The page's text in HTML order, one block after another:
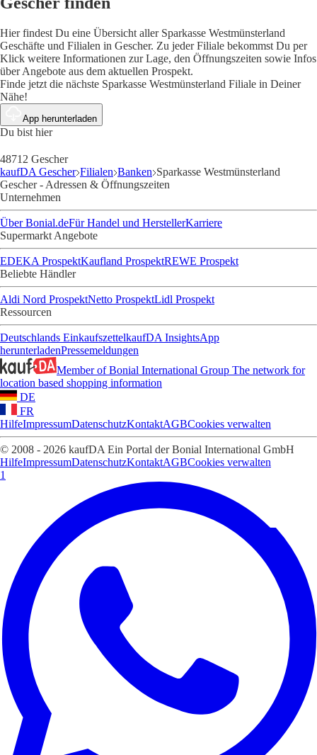
Hier findest Du eine Übersicht aller Sparkasse Westmünsterland
Geschäfte und Filialen in Gescher. Zu jeder Filiale bekommst Du per
Klick weitere Informationen zur Lage, den Öffnungszeiten sowie Infos
über Angebote aus dem aktuellen Prospekt.
Finde jetzt die nächste Sparkasse Westmünsterland Filiale in Deiner
Nähe!
App herunterladen
Du bist hier
48712 Gescher
kaufDA Gescher Filialen Banken Sparkasse Westmünsterland
Gescher - Adressen & Öffnungszeiten
Unternehmen
Über Bonial.deFür Handel und HerstellerKarriere
Supermarkt Angebote
EDEKA ProspektKaufland ProspektREWE Prospekt
Beliebte Händler
Aldi Nord ProspektNetto ProspektLidl Prospekt
Ressourcen
Deutschlands EinkaufszettelkaufDA InsightsApp
herunterladenPressemeldungen
Member of Bonial International Group The network for
location based shopping information
DE
FR
HilfeImpressumDatenschutzKontaktAGBCookies verwalten
© 2008 - 2026 kaufDA Ein Portal der Bonial International GmbH
HilfeImpressumDatenschutzKontaktAGBCookies verwalten
1